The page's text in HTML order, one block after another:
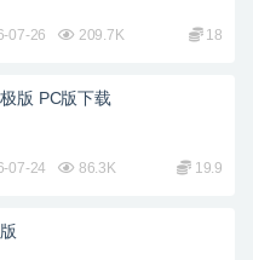
07-26 209.7K 18
版 PC版下载
07-24 86.3K 19.9